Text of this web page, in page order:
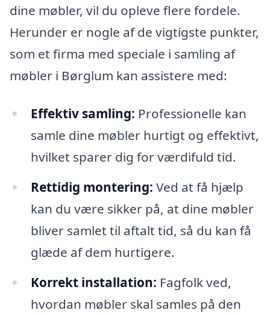
dine møbler, vil du opleve flere fordele.
Herunder er nogle af de vigtigste punkter,
som et firma med speciale i samling af
møbler i Børglum kan assistere med:
Effektiv samling: Professionelle kan
samle dine møbler hurtigt og effektivt,
hvilket sparer dig for værdifuld tid.
Rettidig montering: Ved at få hjælp
kan du være sikker på, at dine møbler
bliver samlet til aftalt tid, så du kan få
glæde af dem hurtigere.
Korrekt installation: Fagfolk ved,
hvordan møbler skal samles på den